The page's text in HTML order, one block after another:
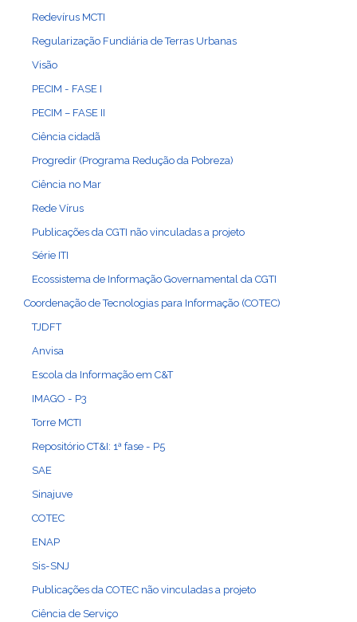
Redevírus MCTI
Regularização Fundiária de Terras Urbanas
Visão
PECIM - FASE I
PECIM – FASE II
Ciência cidadã
Progredir (Programa Redução da Pobreza)
Ciência no Mar
Rede Vírus
Publicações da CGTI não vinculadas a projeto
Série ITI
Ecossistema de Informação Governamental da CGTI
Coordenação de Tecnologias para Informação (COTEC)
TJDFT
Anvisa
Escola da Informação em C&T
IMAGO - P3
Torre MCTI
Repositório CT&I: 1ª fase - P5
SAE
Sinajuve
COTEC
ENAP
Sis-SNJ
Publicações da COTEC não vinculadas a projeto
Ciência de Serviço